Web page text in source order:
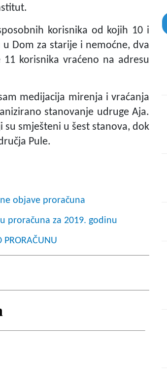
korisnika od kojih 10 i
Dom za starije i nemoćne, dva
korisnika vraćeno na adresu
medijacija mirenja i vraćanja
stanovanje udruge Aja.
smješteni u šest stanova, dok
Pule.
objave proračuna
proračuna za 2019. godinu